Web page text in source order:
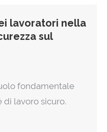
lavoratori nella
sul
fondamentale
di lavoro sicuro.